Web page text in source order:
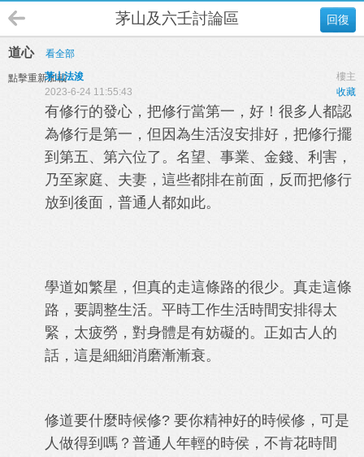
回復
茅山及六壬討論區
道心 看全部
點擊重新加載 樓主
茅山法浚
收藏
2023-6-24 11:55:43
有修行的發心，把修行當第一，好！很多人都認
為修行是第一，但因為生活沒安排好，把修行擺
到第五、第六位了。名望、事業、金錢、利害，
乃至家庭、夫妻，這些都排在前面，反而把修行
放到後面，普通人都如此。
學道如繁星，但真的走這條路的很少。真走這條
路，要調整生活。平時工作生活時間安排得太
緊，太疲勞，對身體是有妨礙的。正如古人的
話，這是細細消磨漸漸衰。
修道要什麼時候修? 要你精神好的時候修，可是
人做得到嗎？普通人年輕的時侯，不肯花時間